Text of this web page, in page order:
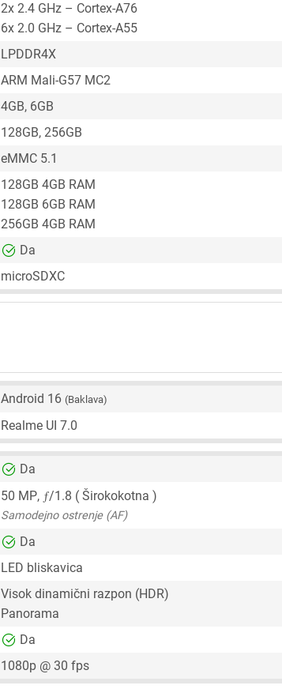
2x 2.4 GHz – Cortex-A76
6x 2.0 GHz – Cortex-A55
LPDDR4X
ARM Mali-G57 MC2
4GB, 6GB
128GB, 256GB
eMMC 5.1
128GB 4GB RAM
128GB 6GB RAM
256GB 4GB RAM
Da
microSDXC
Android 16 (Baklava)
Realme UI 7.0
Da
50 MP, ƒ/1.8 ( Širokokotna )
Samodejno ostrenje (AF)
Da
LED bliskavica
Visok dinamični razpon (HDR)
Panorama
Da
1080p @ 30 fps